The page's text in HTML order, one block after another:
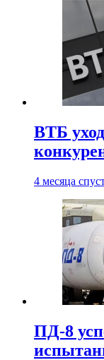
ВТБ
4 месяца
ПД-8